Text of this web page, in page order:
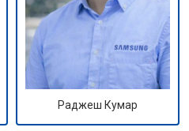
Раджеш Кумар